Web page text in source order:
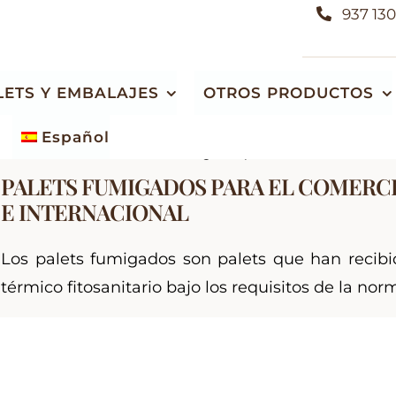
937
Y EMBALAJES
Cajas de madera
Bases de madera
OTROS PRODUCTOS
exóticas
Venta de listones de leña y sacos de serrín
Especies de madera e información general
Español
PALETS FUMIGADOS PARA EL
E INTERNACIONAL
Los palets fumigados son palets que han
térmico fitosanitario bajo los requisitos de la